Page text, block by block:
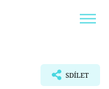
SDÍLET